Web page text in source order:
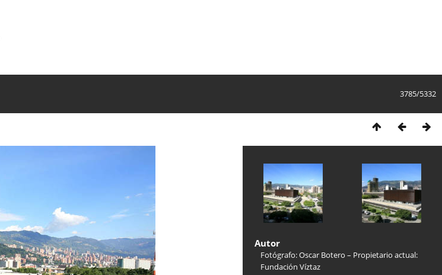
3785/5332
Autor
Fotógrafo: Oscar Botero – Propietario actual:
Fundación Víztaz